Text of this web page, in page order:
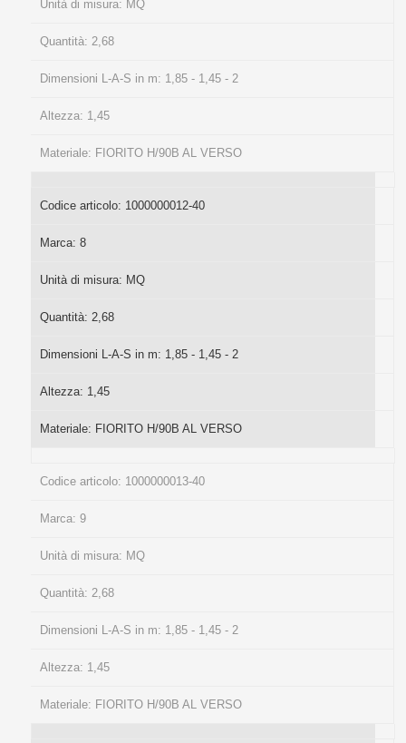
Unità di misura: MQ
Quantità: 2,68
Dimensioni L-A-S in m: 1,85 - 1,45 - 2
Altezza: 1,45
Materiale: FIORITO H/90B AL VERSO
Codice articolo: 1000000012-40
Marca: 8
Unità di misura: MQ
Quantità: 2,68
Dimensioni L-A-S in m: 1,85 - 1,45 - 2
Altezza: 1,45
Materiale: FIORITO H/90B AL VERSO
Codice articolo: 1000000013-40
Marca: 9
Unità di misura: MQ
Quantità: 2,68
Dimensioni L-A-S in m: 1,85 - 1,45 - 2
Altezza: 1,45
Materiale: FIORITO H/90B AL VERSO